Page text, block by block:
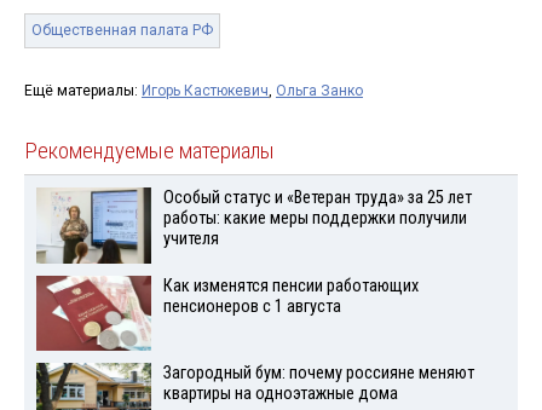
Общественная палата РФ
Ещё материалы: Игорь Кастюкевич, Ольга Занко
Рекомендуемые материалы
Особый статус и «Ветеран труда» за 25 лет
работы: какие меры поддержки получили
учителя
Как изменятся пенсии работающих
пенсионеров с 1 августа
Загородный бум: почему россияне меняют
квартиры на одноэтажные дома